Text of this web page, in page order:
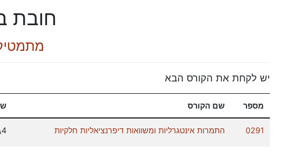
חובת
יש לקחת את הקורס הבא
מספר שם הקורס
0291 התמרות אינטגרליות ומשוואות דיפרנציאליות חלקיות 4\0